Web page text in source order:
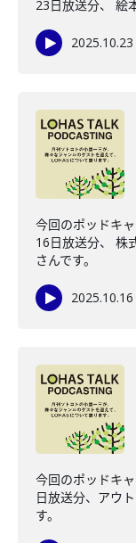
23日放送分、 絵
2025.10.23
今回のポッドキ
16日放送分、 株
さんです。
2025.10.16
今回のポッドキ
日放送分、アウ
す。